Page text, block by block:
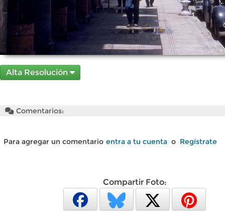
Alta Resolución
Comentarios:
Para agregar un comentario entra a tu cuenta o Regístrate
Compartir Foto: